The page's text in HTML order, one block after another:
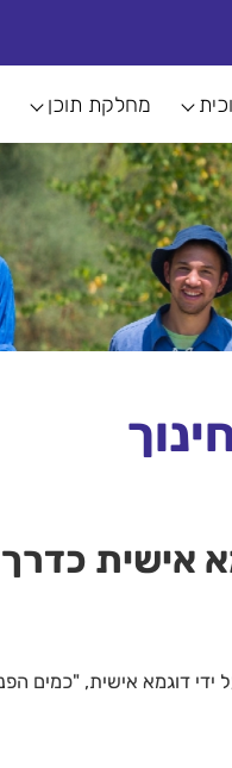
מחלקת תוכן
אישית כדרך
ידי דוגמא אישית, "כמים